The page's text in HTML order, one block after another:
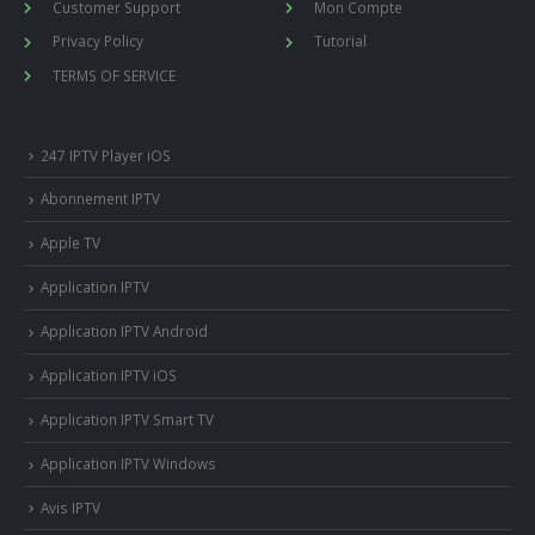
Customer Support
Privacy Policy
TERMS OF SERVICE
Mon Compte
Tutorial
247 IPTV Player iOS
Abonnement IPTV
Apple TV
Application IPTV
Application IPTV Android
Application IPTV iOS
Application IPTV Smart TV
Application IPTV Windows
Avis IPTV